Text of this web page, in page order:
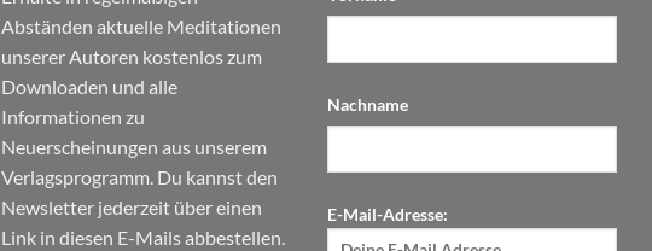
Abständen aktuelle Meditationen
unserer Autoren kostenlos zum
Downloaden und alle
Informationen zu
Neuerscheinungen aus unserem
Verlagsprogramm. Du kannst den
Newsletter jederzeit über einen
Link in diesen E-Mails abbestellen.
Nachname
E-Mail-Adresse: